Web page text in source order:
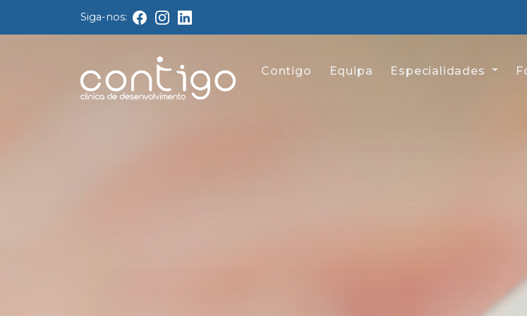
Siga-nos:
Contigo Equipa Especialidades